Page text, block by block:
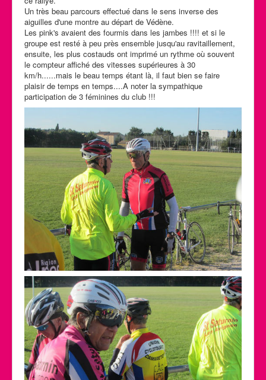
Photos et Vidéos
Un très beau parcours effectué dans le sens inverse des
aiguilles d'une montre au départ de Védène.
Les pink's avaient des fourmis dans les jambes !!!! et si le
groupe est resté à peu près ensemble jusqu'au ravitaillement,
ensuite, les plus costauds ont imprimé un rythme où souvent
le compteur affiché des vitesses supérieures à 30
km/h......mais le beau temps étant là, il faut bien se faire
plaisir de temps en temps....A noter la sympathique
participation de 3 féminines du club !!!